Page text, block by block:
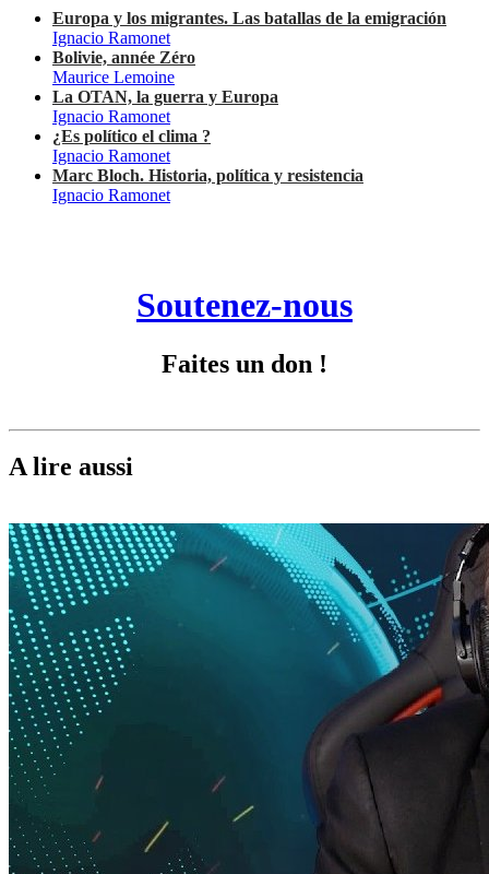
Europa y los migrantes. Las batallas de la emigración
Ignacio Ramonet
Bolivie, année Zéro
Maurice Lemoine
La OTAN, la guerra y Europa
Ignacio Ramonet
¿Es político el clima ?
Ignacio Ramonet
Marc Bloch. Historia, política y resistencia
Ignacio Ramonet
Soutenez-nous
Faites un don !
A lire aussi